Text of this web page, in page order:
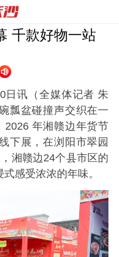
千款好物一站
日讯（全媒体记者 朱
瓢盆碰撞声交织在一
年湘赣边年货节
下展，在浏阳市翠园
湘赣边24个县市区的
感受浓浓的年味。